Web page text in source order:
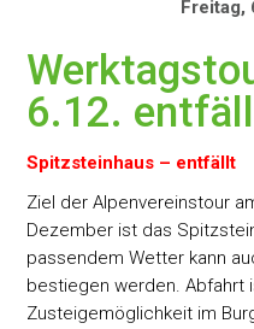
Freitag,
6.12.
Spitzsteinhaus – entfällt
Ziel der Alpenvereinstour
Dezember ist das
passendem Wetter kann
bestiegen werden. Abfahrt
Zusteigemöglichkeit im